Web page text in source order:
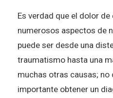
Es verdad que el dolor
numerosos aspectos de
puede ser desde una
traumatismo hasta una
muchas otras causas; no
importante obtener un